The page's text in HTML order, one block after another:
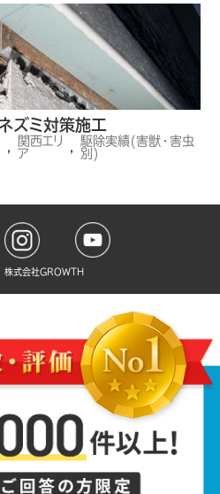
ズミ対策施工
,
関西エリ
ア
,
駆除実績(害獣・害虫
別)
式会社GROWTH